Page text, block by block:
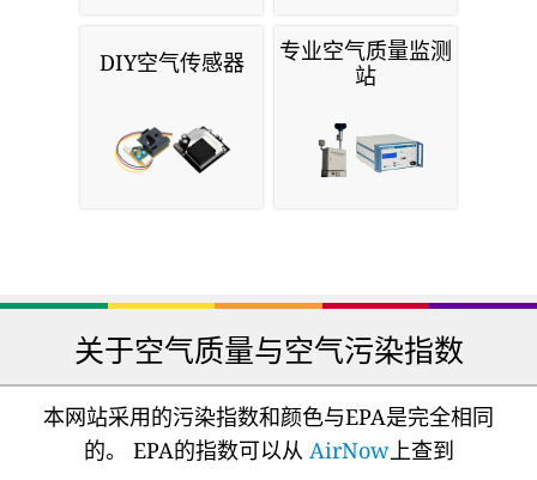
DIY空气传感器
专业空气质量监测
站
关于空气质量与空气污染指数
本网站采用的污染指数和颜色与EPA是完全相同
的。 EPA的指数可以从 AirNow上查到